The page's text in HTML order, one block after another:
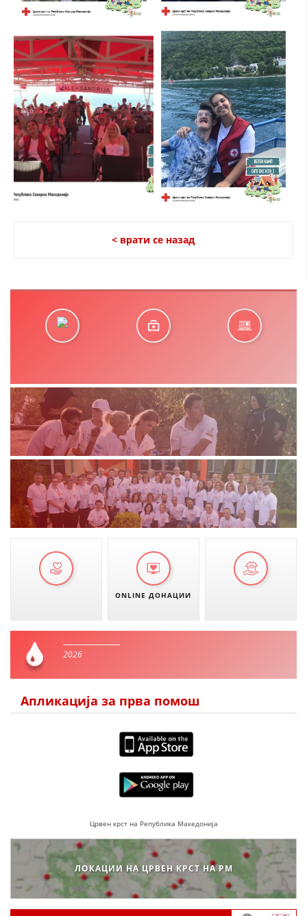
< врати се назад
ONLINE ДОНАЦИИ
2026
Апликација за прва помош
Црвен крст на Република Македонија
ЛОКАЦИИ НА ЦРВЕН КРСТ НА РМ